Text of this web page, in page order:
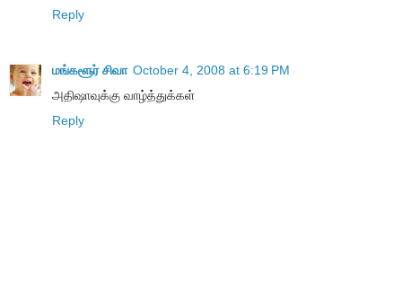
Reply
மங்களூர் சிவா October 4, 2008 at 6:19 PM
அதிஷாவுக்கு வாழ்த்துக்கள்
Reply